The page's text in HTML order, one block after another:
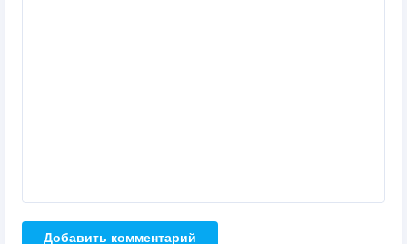
Добавить комментарий